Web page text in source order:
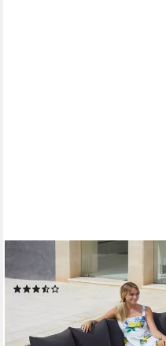
Gartenlounge-Set Chicago
1.440,90 €
lieferbar - in 4-5 Werktagen bei dir